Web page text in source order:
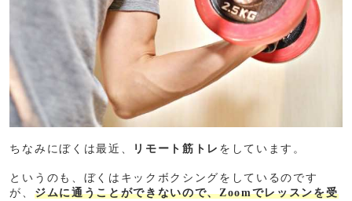
ちなみにぼくは最近、 リモート筋トレ をしています。
というのも、ぼくはキックボクシングをしているのです
が、 ジムに通うことができないので、Zoomでレッスンを受